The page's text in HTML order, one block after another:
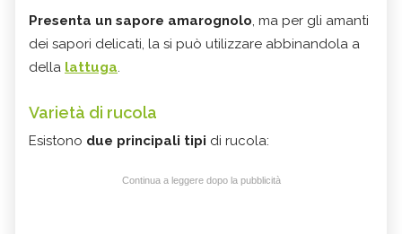
Presenta un sapore amarognolo, ma per gli amanti
dei sapori delicati, la si può utilizzare abbinandola a
della lattuga.
Varietà di rucola
Esistono due principali tipi di rucola:
Continua a leggere dopo la pubblicità